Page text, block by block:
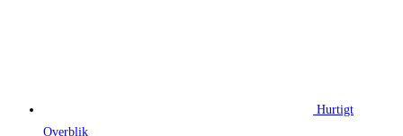
Hurtigt
Overblik